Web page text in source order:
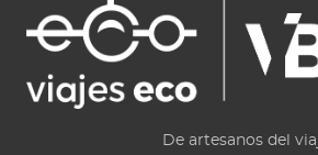
De artesanos del